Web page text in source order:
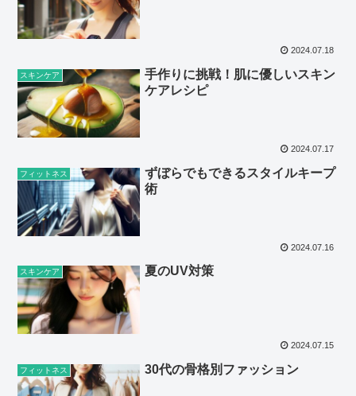
2024.07.18
スキンケア
手作りに挑戦！肌に優しいスキン
ケアレシピ
2024.07.17
フィットネス
ずぼらでもできるスタイルキープ
術
2024.07.16
スキンケア 夏のUV対策
2024.07.15
フィットネス 30代の骨格別ファッション